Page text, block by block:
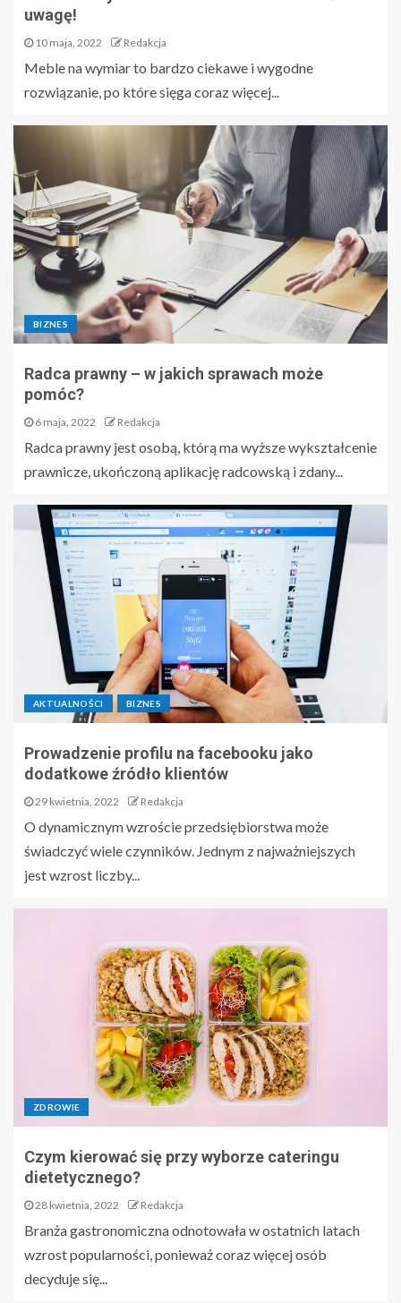
uwagę!
10 maja, 2022 Redakcja
Meble na wymiar to bardzo ciekawe i wygodne
rozwiązanie, po które sięga coraz więcej...
BIZNES
Radca prawny – w jakich sprawach może
pomóc?
6 maja, 2022 Redakcja
Radca prawny jest osobą, którą ma wyższe wykształcenie
prawnicze, ukończoną aplikację radcowską i zdany...
AKTUALNOŚCI BIZNES
Prowadzenie profilu na facebooku jako
dodatkowe źródło klientów
29 kwietnia, 2022 Redakcja
O dynamicznym wzroście przedsiębiorstwa może
świadczyć wiele czynników. Jednym z najważniejszych
jest wzrost liczby...
ZDROWIE
Czym kierować się przy wyborze cateringu
dietetycznego?
28 kwietnia, 2022 Redakcja
Branża gastronomiczna odnotowała w ostatnich latach
wzrost popularności, ponieważ coraz więcej osób
decyduje się...